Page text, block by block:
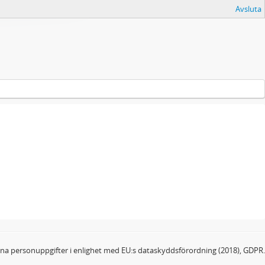
Avsluta
personuppgifter i enlighet med EU:s dataskyddsförordning (2018), GDPR.